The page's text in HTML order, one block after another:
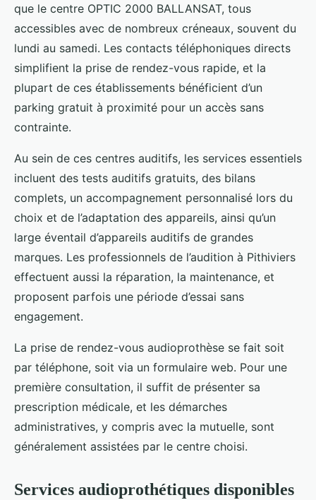
que le centre OPTIC 2000 BALLANSAT, tous
accessibles avec de nombreux créneaux, souvent du
lundi au samedi. Les contacts téléphoniques directs
simplifient la prise de rendez-vous rapide, et la
plupart de ces établissements bénéficient d’un
parking gratuit à proximité pour un accès sans
contrainte.
Au sein de ces centres auditifs, les services essentiels
incluent des tests auditifs gratuits, des bilans
complets, un accompagnement personnalisé lors du
choix et de l’adaptation des appareils, ainsi qu’un
large éventail d’appareils auditifs de grandes
marques. Les professionnels de l’audition à Pithiviers
effectuent aussi la réparation, la maintenance, et
proposent parfois une période d’essai sans
engagement.
La prise de rendez-vous audioprothèse se fait soit
par téléphone, soit via un formulaire web. Pour une
première consultation, il suffit de présenter sa
prescription médicale, et les démarches
administratives, y compris avec la mutuelle, sont
généralement assistées par le centre choisi.
Services audioprothétiques disponibles